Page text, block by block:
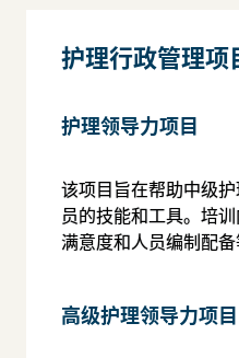
护理行政管理项
护理领导力项目
该项目旨在帮助中级
员的技能和工具。培
满意度和人员编制配备
高级护理领导力项目